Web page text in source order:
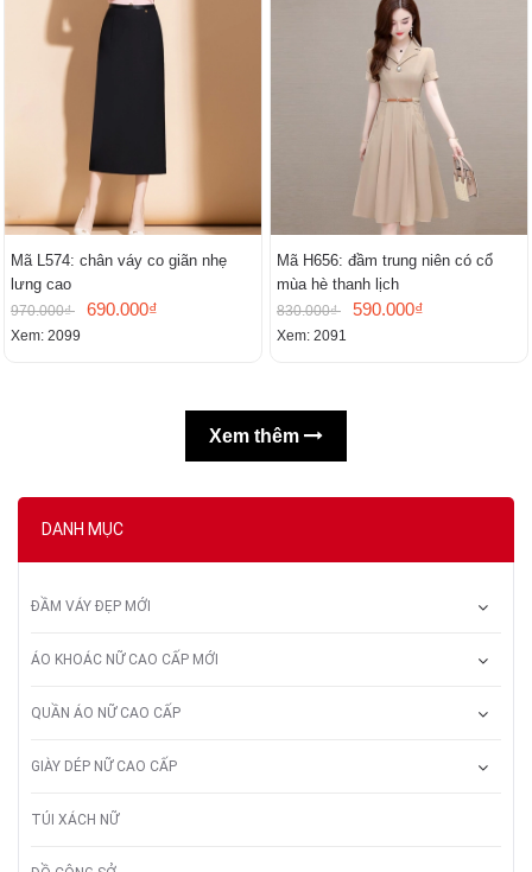
DANH MỤC
ĐẦM VÁY ĐẸP MỚI
ÁO KHOÁC NỮ CAO CẤP MỚI
QUẦN ÁO NỮ CAO CẤP
GIÀY DÉP NỮ CAO CẤP
TÚI XÁCH NỮ
Mã L574: chân váy co giãn nhẹ
lưng cao
970.000₫ 690.000₫
Xem: 2099
Mã H656: đầm trung niên có cổ
mùa hè thanh lịch
830.000₫ 590.000₫
Xem: 2091
Xem thêm